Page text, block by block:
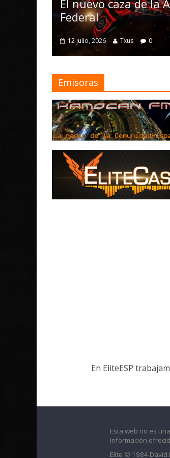
caza de la Armada
0 4 julio,
Emisoras
En EliteESP
Esta web no es
información
Elite © 1984 David